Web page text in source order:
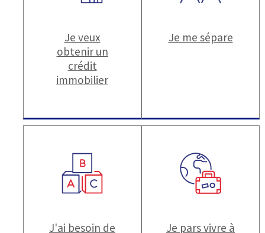
Je veux
obtenir un
crédit
immobilier
Je me sépare
J'ai besoin de Je pars vivre à